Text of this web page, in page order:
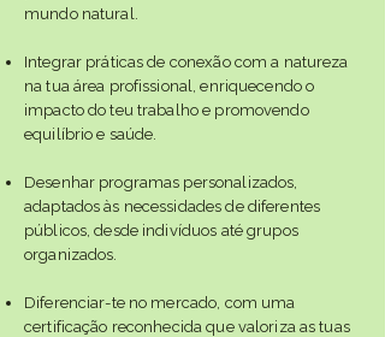
mundo natural.
Integrar práticas de conexão com a natureza
na tua área profissional, enriquecendo o
impacto do teu trabalho e promovendo
equilíbrio e saúde.
Desenhar programas personalizados,
adaptados às necessidades de diferentes
públicos, desde indivíduos até grupos
organizados.
Diferenciar-te no mercado, com uma
certificação reconhecida que valoriza as tuas